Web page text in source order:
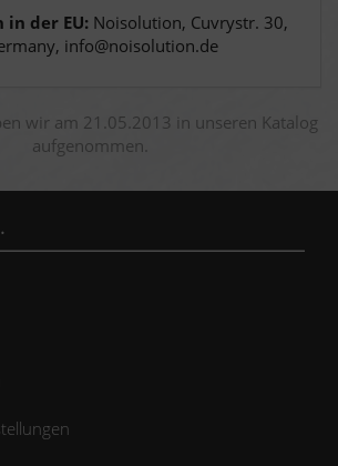
der EU: Noisolution, Cuvrystr. 30,
info@noisolution.de
wir am 21.05.2013 in unseren Katalog
aufgenommen.